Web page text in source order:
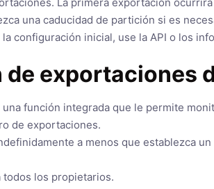
una caducidad de partición si es
configuración inicial, use la API o los
exportaciones
función integrada que le permite
de exportaciones.
a menos que establezca
todos los propietarios.